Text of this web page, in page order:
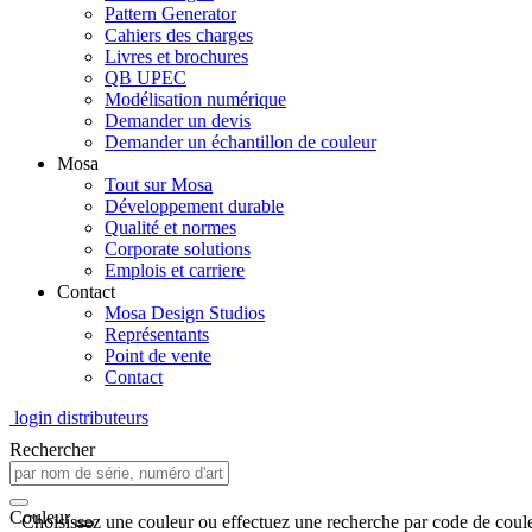
Pattern Generator
Cahiers des charges
Livres et brochures
QB UPEC
Modélisation numérique
Demander un devis
Demander un échantillon de couleur
Mosa
Tout sur Mosa
Développement durable
Qualité et normes
Corporate solutions
Emplois et carriere
Contact
Mosa Design Studios
Représentants
Point de vente
Contact
login distributeurs
Rechercher
Couleur
Choisissez une couleur ou effectuez une recherche par code de